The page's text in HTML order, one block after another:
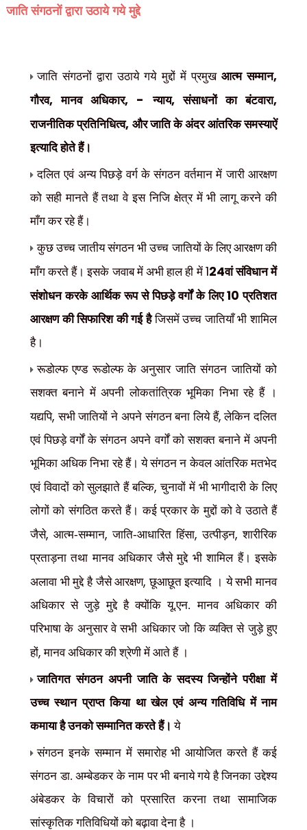
जाति संगठनों द्वारा उठाये गये मुद्दे
जाति संगठनों द्वारा उठाये गये मुद्दों में प्रमुख आत्म सम्मान,
गौरव,मानव अधिकार, -न्याय,संसाधनों का बंटवारा,
राजनीतिक प्रतिनिधित्व, और जाति के अंदर आंतरिक समस्याऐं
इत्यादि होते हैं।
दलित एवं अन्य पिछड़े वर्ग के संगठन वर्तमान में जारी आरक्षण
को सही मानते हैं तथा वे इस निजि क्षेत्र में भी लागू करने की
माँग कर रहे हैं।
कुछ उच्च जातीय संगठन भी उच्च जातियों के लिए आरक्षण की
माँग करते हैं। इसके जवाब में अभी हाल ही में 124वां संविधान में
संशोधन करके आर्थिक रूप से पिछड़े वर्गों के लिए10 प्रतिशत
आरक्षण की सिफारिश की गई हैजिसमें उच्च जातियाँ भी शामिल
है।
रूडोल्फ एण्ड रूडोल्फ के अनुसार जाति संगठन जातियों को
सशक्त बनाने में अपनी लोकतांत्रिक भूमिका निभा रहे हैं ।
यद्यपि,सभी जातियों ने अपने संगठन बना लिये हैं,लेकिन दलित
एवं पिछड़े वर्गों के संगठन अपने वर्गों को सशक्त बनाने में अपनी
भूमिका अधिक निभा रहे हैं। ये संगठन न केवल आंतरिक मतभेद
एवं विवादों को सुलझाते हैं बल्कि,चुनावों में भी भागीदारी के लिए
लोगों को संगठित करते हैं। कई प्रकार के मुद्दों को वे उठाते हैं
जैसे, आत्म-सम्मान,जाति-आधारित हिंसा,उत्पीड़न,शारीरिक
प्रताड़ना तथा मानव अधिकार जैसे मुद्दे भी शामिल हैं। इसके
अलावा भी मुद्दे है जैसे आरक्षण,छूआछूत इत्यादि । ये सभी मानव
अधिकार से जुड़े मुद्दे है क्योंकि यू.एन. मानव अधिकार की
परिभाषा के अनुसार वे सभी अधिकार जो कि व्यक्ति से जुड़े हुए
हों,मानव अधिकार की श्रेणी में आते हैं ।
जातिगत संगठन अपनी जाति के सदस्य जिन्होंने परीक्षा में
उच्च स्थान प्राप्त किया था खेल एवं अन्य गतिविधि में नाम
कमाया है उनको सम्मानित करते हैं।ये
संगठन इनके सम्मान में समारोह भी आयोजित करते हैं कई
संगठन डा. अम्बेडकर के नाम पर भी बनाये गये है जिनका उद्देश्य
अंबेडकर के विचारों को प्रसारित करना तथा सामाजिक
सांस्कृतिक गतिविधियों को बढ़ावा देना है ।